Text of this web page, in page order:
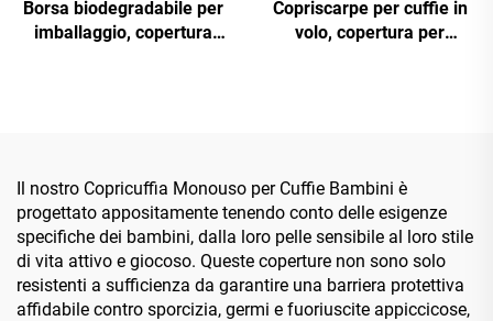
Borsa biodegradabile per
imballaggio, copertura
Copriscarpe per cuffie in
volo, copertura per
Il nostro Copricuffia Monouso per Cuffie Bambini è
progettato appositamente tenendo conto delle esigenze
specifiche dei bambini, dalla loro pelle sensibile al loro stile
di vita attivo e giocoso. Queste coperture non sono solo
resistenti a sufficienza da garantire una barriera protettiva
affidabile contro sporcizia, germi e fuoriuscite appiccicose,